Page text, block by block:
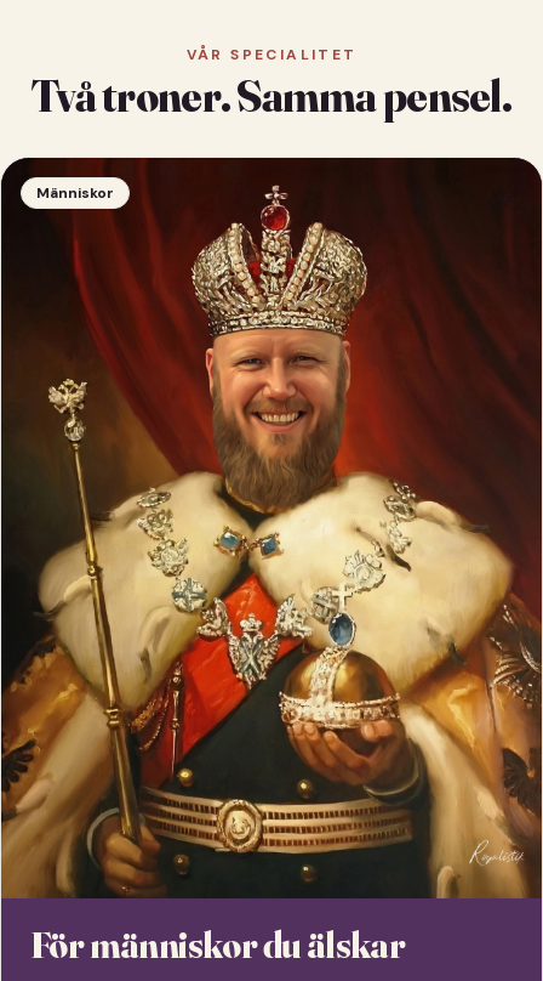
VÅR SPECIALITET
Två troner. Samma pensel.
Människor
För människor du älskar